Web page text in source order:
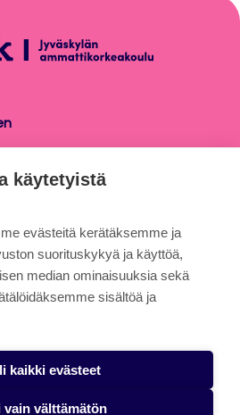
käytetyistä
evästeitä kerätäksemme ja
suorituskykyä ja käyttöä,
median ominaisuuksia sekä
sisältöä ja
kaikki evästeet
vain välttämätön